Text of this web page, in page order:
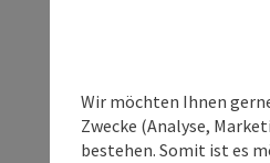
Wir möchten Ihnen
Zwecke (Analyse,
bestehen. Somit ist es